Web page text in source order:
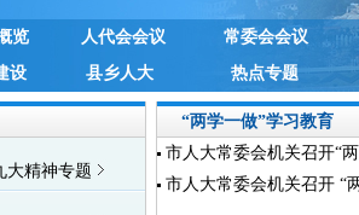
览 人代会会议
常委会会议
设
县乡人大 热点专题
大精神专题
“两学一做”学习教育
市人大常委会机关召开“
市人大常委会机关召开 “